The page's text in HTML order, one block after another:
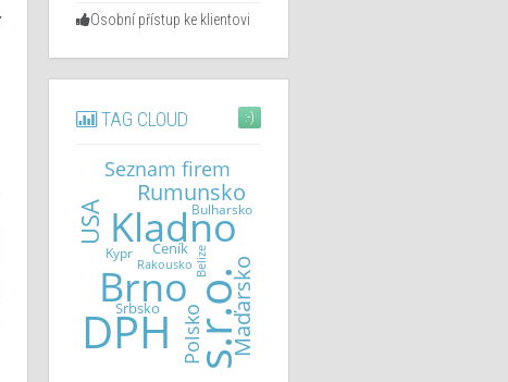
Osobní přístup ke klientovi
:-)
TAG CLOUD